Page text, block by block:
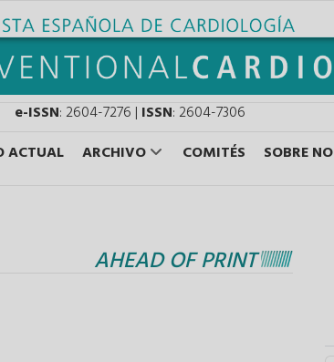
e-ISSN: 2604-7276 | ISSN: 2604-7306
ACTUAL ARCHIVO COMITÉS SOBRE
AHEAD OF PRINT